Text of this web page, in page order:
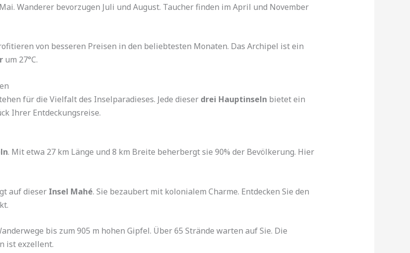
Wanderer bevorzugen Juli und August. Taucher finden im April und November
von besseren Preisen in den beliebtesten Monaten. Das Archipel ist ein
um 27°C.
für die Vielfalt des Inselparadieses. Jede dieser drei Hauptinseln bietet ein
Ihrer Entdeckungsreise.
. Mit etwa 27 km Länge und 8 km Breite beherbergt sie 90% der Bevölkerung. Hier
auf dieser Insel Mahé. Sie bezaubert mit kolonialem Charme. Entdecken Sie den
bis zum 905 m hohen Gipfel. Über 65 Strände warten auf Sie. Die
ist exzellent.